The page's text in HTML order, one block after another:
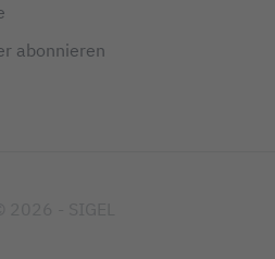
abonnieren